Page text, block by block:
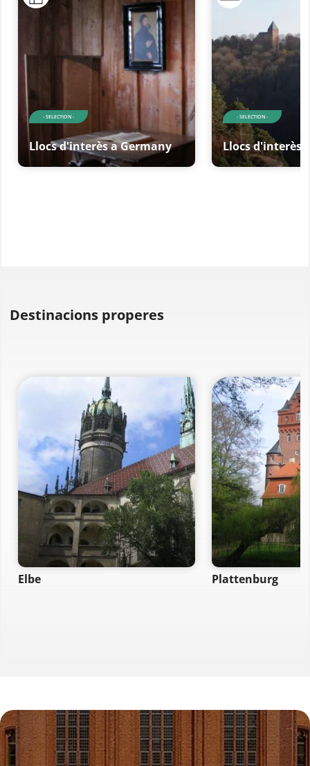
- SELECTION -
Llocs d'interès a Germany
- SELECTION -
Llocs d'interès
Destinacions properes
Elbe Plattenburg